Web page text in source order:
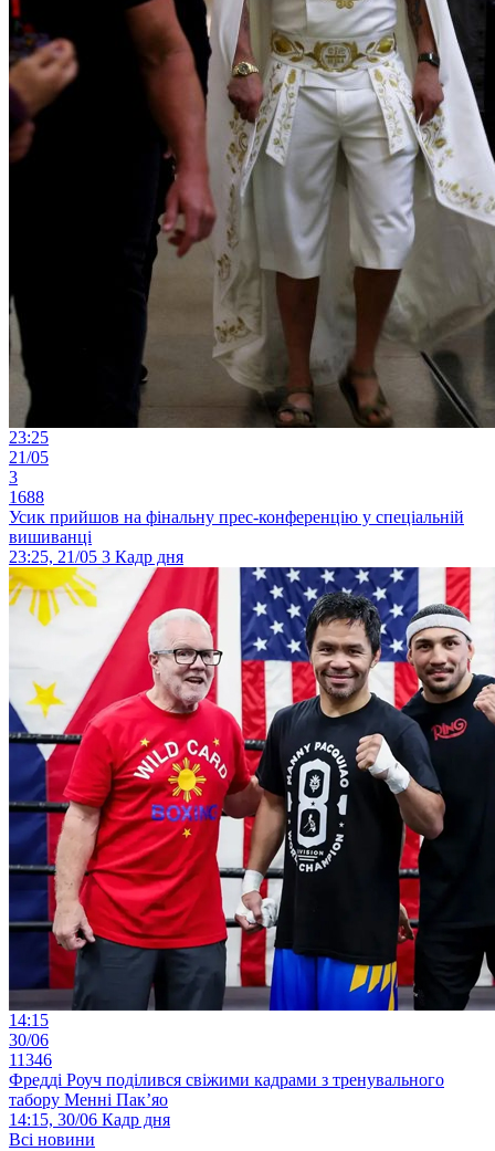
23:25
21/05
3
1688
Усик прийшов на фінальну прес-конференцію у спеціальній
вишиванці
23:25, 21/05 3 Кадр дня
14:15
30/06
11346
Фредді Роуч поділився свіжими кадрами з тренувального
табору Менні Пак’яо
14:15, 30/06 Кадр дня
Всі новини